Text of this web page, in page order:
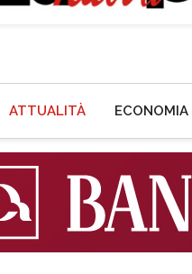
ATTUALITÀ ECONOMIA